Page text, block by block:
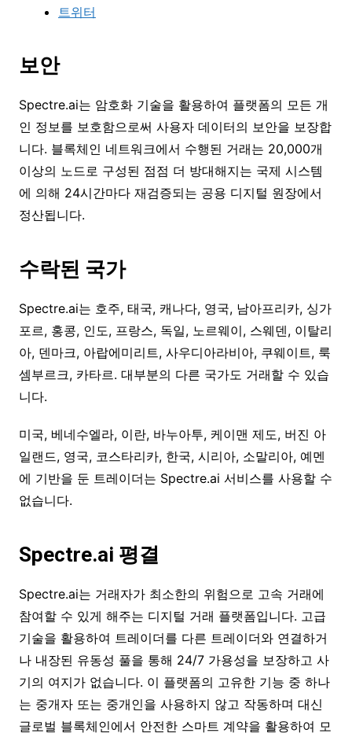
트위터
보안
Spectre.ai는 암호화 기술을 활용하여 플랫폼의 모든 개
인 정보를 보호함으로써 사용자 데이터의 보안을 보장합
니다. 블록체인 네트워크에서 수행된 거래는 20,000개
이상의 노드로 구성된 점점 더 방대해지는 국제 시스템
에 의해 24시간마다 재검증되는 공용 디지털 원장에서
정산됩니다.
수락된 국가
Spectre.ai는 호주, 태국, 캐나다, 영국, 남아프리카, 싱가
포르, 홍콩, 인도, 프랑스, 독일, 노르웨이, 스웨덴, 이탈리
아, 덴마크, 아랍에미리트, 사우디아라비아, 쿠웨이트, 룩
셈부르크, 카타르. 대부분의 다른 국가도 거래할 수 있습
니다.
미국, 베네수엘라, 이란, 바누아투, 케이맨 제도, 버진 아
일랜드, 영국, 코스타리카, 한국, 시리아, 소말리아, 예멘
에 기반을 둔 트레이더는 Spectre.ai 서비스를 사용할 수
없습니다.
Spectre.ai 평결
Spectre.ai는 거래자가 최소한의 위험으로 고속 거래에
참여할 수 있게 해주는 디지털 거래 플랫폼입니다. 고급
기술을 활용하여 트레이더를 다른 트레이더와 연결하거
나 내장된 유동성 풀을 통해 24/7 가용성을 보장하고 사
기의 여지가 없습니다. 이 플랫폼의 고유한 기능 중 하나
는 중개자 또는 중개인을 사용하지 않고 작동하며 대신
글로벌 블록체인에서 안전한 스마트 계약을 활용하여 모